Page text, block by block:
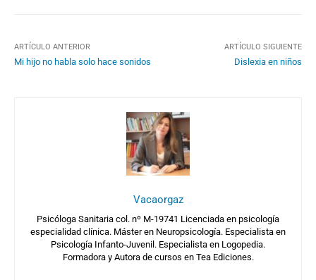
ARTÍCULO ANTERIOR
Mi hijo no habla solo hace sonidos
ARTÍCULO SIGUIENTE
Dislexia en niños
Vacaorgaz
Psicóloga Sanitaria col. nº M-19741 Licenciada en psicología
especialidad clínica. Máster en Neuropsicología. Especialista en
Psicología Infanto-Juvenil. Especialista en Logopedia.
Formadora y Autora de cursos en Tea Ediciones.